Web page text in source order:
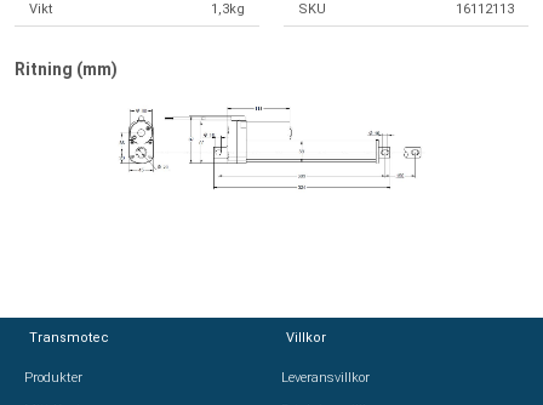
Vikt 1,3kg SKU 16112113
Ritning (mm)
Transmotec
Produkter
Villkor
Leveransvillkor
Transmotec
Produkter
Villkor
Leveransvillkor